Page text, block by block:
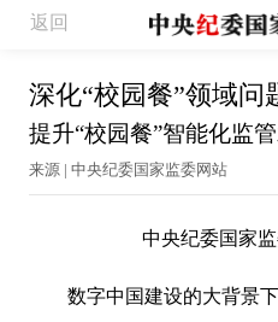
返回
深化“校园餐”领域
提升“校园餐”智能化监
来源 | 中央纪委国家监委网站
中央纪委国家
数字中国建设的大背景下